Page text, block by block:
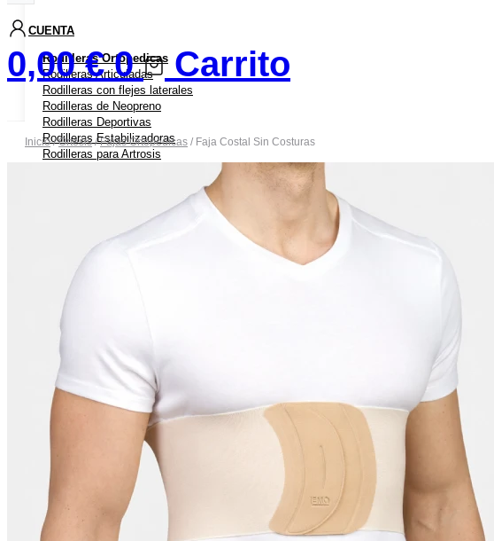
Rodilleras Ortopedicas
Rodilleras Articuladas
Rodilleras con flejes laterales
Rodilleras de Neopreno
Rodilleras Deportivas
Rodilleras Estabilizadoras
Rodilleras para Artrosis
Rodilleras para Condromalacia Rotuliana
Rodilleras para Osgood-Schlatter
Rodilleras para Inestabilidad de Rodilla
Rodilleras para Ligamentos Laterales
Rodilleras para Luxación de Rodilla
Rodilleras para Menisco
Rodilleras para Tendinitis Rotuliana
Rodilleras para Traumatismos
Rodilleras Post Operatorias
Botas Ortopédicas
Botas para Fascitis Plantar
Botas para Fractura de Quinto Metatarsiano
CUENTA
0,00€ 0 Carrito
Inicio/Ortesis/Fajas Ortopédicas / Faja Costal Sin Costuras